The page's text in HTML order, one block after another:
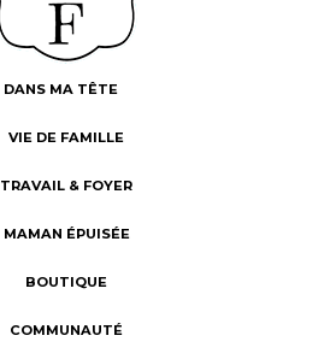
DANS MA TÊTE
VIE DE FAMILLE
TRAVAIL & FOYER
MAMAN ÉPUISÉE
BOUTIQUE
COMMUNAUTÉ